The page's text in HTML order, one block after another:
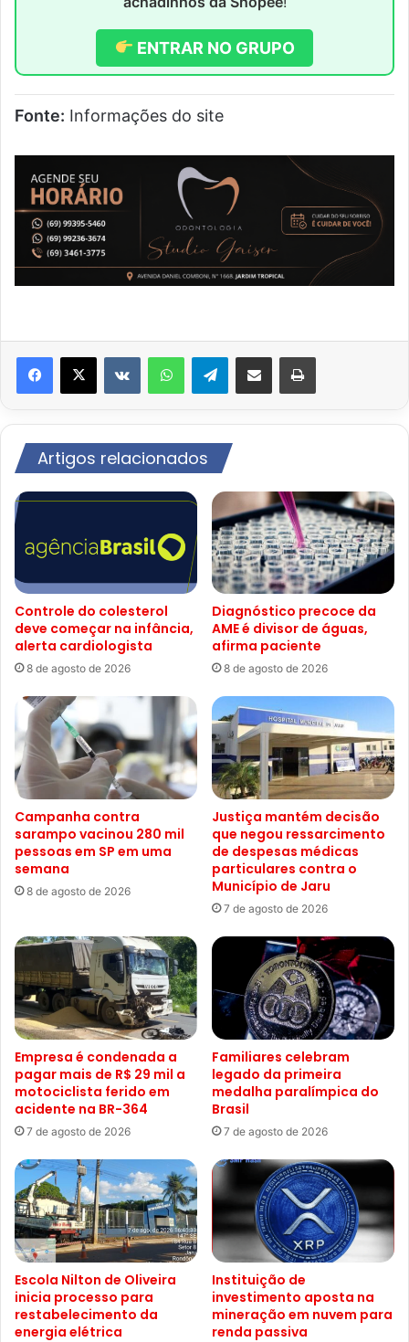
ENTRAR NO GRUPO
Fonte: Informações do site
VK WhatsAppTelegramCompartilhar via e-mail Imprimir
Artigos relacionados
Controle do colesterol
deve começar na infância,
alerta cardiologista
8 de agosto de 2026
Diagnóstico precoce da
AME é divisor de águas,
afirma paciente
8 de agosto de 2026
Campanha contra
sarampo vacinou 280 mil
pessoas em SP em uma
semana
8 de agosto de 2026
Justiça mantém decisão
que negou ressarcimento
de despesas médicas
particulares contra o
Município de Jaru
7 de agosto de 2026
Empresa é condenada a
pagar mais de R$ 29 mil a
motociclista ferido em
acidente na BR-364
7 de agosto de 2026
Familiares celebram
legado da primeira
medalha paralímpica do
Brasil
7 de agosto de 2026
Escola Nilton de Oliveira
inicia processo para
restabelecimento da
energia elétrica
Instituição de
investimento aposta na
mineração em nuvem para
renda passiva